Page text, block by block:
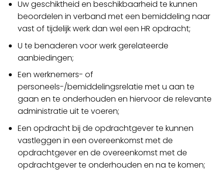
Uw geschiktheid en beschikbaarheid te kunnen
beoordelen in verband met een bemiddeling naar
vast of tijdelijk werk dan wel een HR opdracht;
U te benaderen voor werk gerelateerde
aanbiedingen;
Een werknemers- of
personeels-/bemiddelingsrelatie met u aan te
gaan en te onderhouden en hiervoor de relevante
administratie uit te voeren;
Een opdracht bij de opdrachtgever te kunnen
vastleggen in een overeenkomst met de
opdrachtgever en de overeenkomst met de
opdrachtgever te onderhouden en na te komen;